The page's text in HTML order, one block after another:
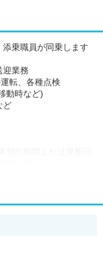
乗職員が同乗します
業務
転、各種点検
動時など)
ど
約期間または更新回
事由等に該当しない場
求人を掲載している